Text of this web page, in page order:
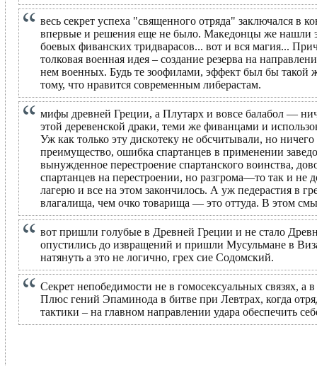
весь секрет успеха "священного отряда" заключался в
впервые и решения еще не было. Македонцы же нашли
боевых фиванских тридварасов... вот и вся магия...
толковая военная идея – создание резерва на
нем военных. Будь те зоофилами, эффект был бы такой
тому, что нравится современным либерастам.
мифы древней Греции, а Плутарх и вовсе балабол —
этой деревенской драки, теми же фиванцами и
Уж как только эту дискотеку не обсчитывали, но
преимущество, ошибка спартанцев в применении
вынужденное перестроение спартанского воинства,
спартанцев на перестроении, но разгрома—то так и не
лагерю и все на этом закончилось. А уж педерастия в
влагалища, чем очко товарища — это оттуда. В этом
вот пришли голубые в Древней Греции и не стало
опустились до извращений и пришли Мусульмане в
натянуть а это не логично, грех сие Содомский.
Секрет непобедимости не в гомосексуальных связях, а
Плюс гений Эпаминода в битве при Левтрах, когда
тактики – на главном направлении удара обеспечить